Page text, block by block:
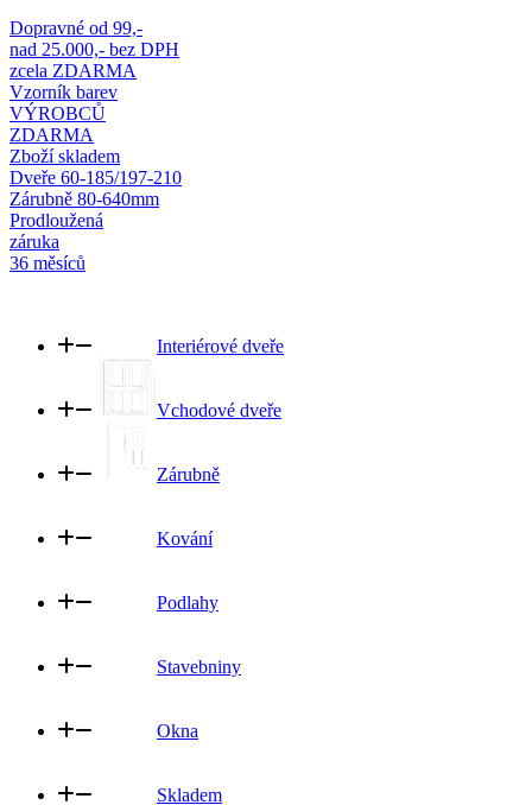
Dopravné od 99,-
nad 25.000,- bez DPH
zcela ZDARMA
Vzorník barev
VÝROBCŮ
ZDARMA
Zboží skladem
Dveře 60-185/197-210
Zárubně 80-640mm
Prodloužená
záruka
36 měsíců
Interiérové dveře
Vchodové dveře
Zárubně
Kování
Podlahy
Stavebniny
Okna
Skladem